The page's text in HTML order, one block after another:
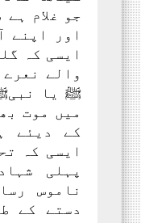
جو غلام ہے
اور اپنے
ایسی کہ
والے نعرے
ﷺ یا نبیﷺ
میں موت
کے دیئے
ایسی کہ
پہلی
ناموس
دستے کے